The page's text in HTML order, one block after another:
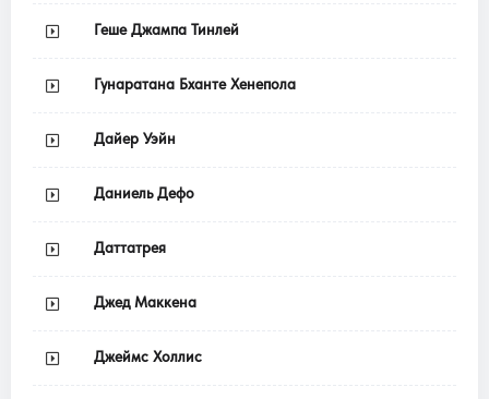
Геше Джампа Тинлей
Гунаратана Бханте Хенепола
Дайер Уэйн
Даниель Дефо
Даттатрея
Джед Маккена
Джеймс Холлис